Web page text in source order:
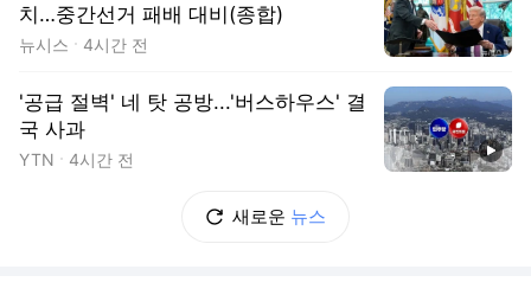
치…중간선거 패배 대비(종합)
뉴시스 4시간 전
'공급 절벽' 네 탓 공방...'버스하우스' 결
국 사과
YTN 4시간 전
새로운 뉴스